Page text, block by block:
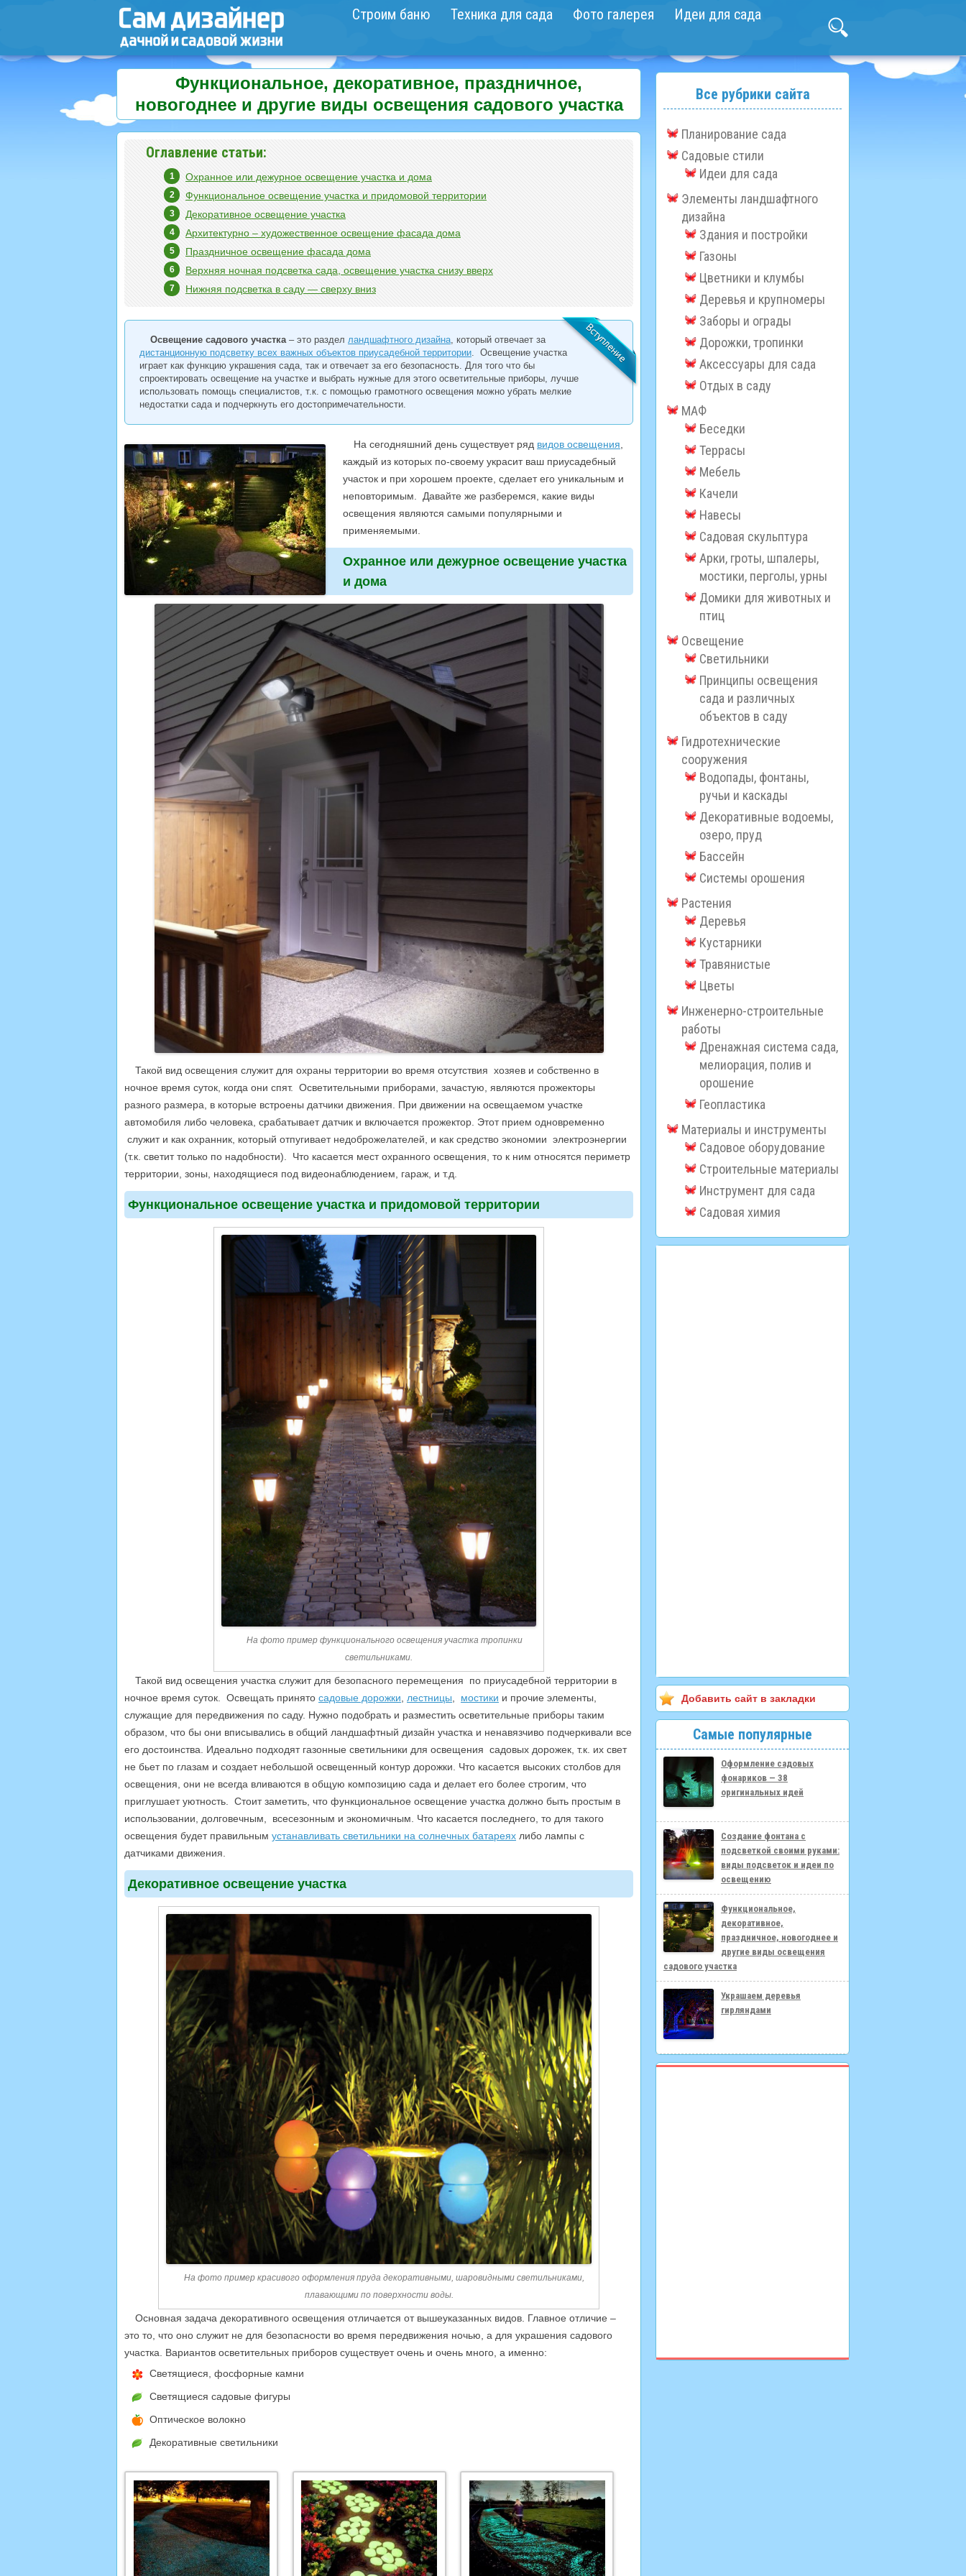
Идеи для сада
Фото галерея
Техника для сада
Строим баню
Функциональное, декоративное, праздничное,
новогоднее и другие виды освещения садового участка
Оглавление статьи:
Охранное или дежурное освещение участка и дома
Функциональное освещение участка и придомовой территории
Декоративное освещение участка
Архитектурно – художественное освещение фасада дома
Праздничное освещение фасада дома
Верхняя ночная подсветка сада, освещение участка снизу вверх
Нижняя подсветка в саду — сверху вниз
Освещение садового участка– это раздел ландшафтного дизайна, который отвечает за
дистанционную подсветку всех важных объектов приусадебной территории. Освещение участка
играет как функцию украшения сада, так и отвечает за его безопасность. Для того что бы
спроектировать освещение на участке и выбрать нужные для этого осветительные приборы, лучше
использовать помощь специалистов, т.к. с помощью грамотного освещения можно убрать мелкие
недостатки сада и подчеркнуть его достопримечательности.
На сегодняшний день существует ряд видов освещения
каждый из которых по-своему украсит ваш приусадебный
участок и при хорошем проекте, сделает его уникальным и
неповторимым. Давайте же разберемся, какие виды
освещения являются самыми популярными и
применяемыми.
Охранное или дежурное освещение участка
и дома
Такой вид освещения служит для охраны территории во время отсутствия хозяев и собственно в
ночное время суток, когда они спят. Осветительными приборами, зачастую, являются прожекторы
разного размера, в которые встроены датчики движения. При движении на освещаемом участке
автомобиля либо человека, срабатывает датчик и включается прожектор. Этот прием одновременно
служит и как охранник, который отпугивает недоброжелателей, и как средство экономии электроэнергии
(т.к. светит только по надобности). Что касается мест охранного освещения, то к ним относятся периметр
территории, зоны, находящиеся под видеонаблюдением, гараж, и т.д.
Функциональное освещение участка и придомовой территории
На фото пример функционального освещения участка тропинки
светильниками.
Такой вид освещения участка служит для безопасного перемещения по приусадебной территории в
ночное время суток. Освещать принято садовые дорожки лестницы мостики и прочие элементы,
служащие для передвижения по саду. Нужно подобрать и разместить осветительные приборы таким
образом, что бы они вписывались в общий ландшафтный дизайн участка и ненавязчиво подчеркивали все
его достоинства. Идеально подходят газонные светильники для освещения садовых дорожек, т.к. их свет
не бьет по глазам и создает небольшой освещенный контур дорожки. Что касается высоких столбов для
освещения, они не всегда вливаются в общую композицию сада и делает его более строгим, что
приглушает уютность. Стоит заметить, что функциональное освещение участка должно быть простым в
использовании, долговечным, всесезонным и экономичным. Что касается последнего, то для такого
освещения будет правильным устанавливать светильники на солнечных батареях либо лампы с
датчиками движения.
Декоративное освещение участка
На фото пример красивого оформления пруда декоративными, шаровидными светильниками,
плавающими по поверхности воды.
Основная задача декоративного освещения отличается от вышеуказанных видов. Главное отличие –
это то, что оно служит не для безопасности во время передвижения ночью, а для украшения садового
участка. Вариантов осветительных приборов существует очень и очень много, а именно:
Светящиеся, фосфорные камни
Светящиеся садовые фигуры
Оптическое волокно
Декоративные светильники
Все рубрики сайта
Планирование сада
Садовые стили
Идеи для сада
Элементы ландшафтного
дизайна
Здания и постройки
Газоны
Цветники и клумбы
Деревья и крупномеры
Заборы и ограды
Дорожки, тропинки
Аксессуары для сада
Отдых в саду
МАФ
Беседки
Террасы
Мебель
Качели
Навесы
Садовая скульптура
Арки, гроты, шпалеры,
мостики, перголы, урны
Домики для животных и
птиц
Освещение
Светильники
Принципы освещения
сада и различных
объектов в саду
Гидротехнические
сооружения
Водопады, фонтаны,
ручьи и каскады
Декоративные водоемы,
озеро, пруд
Бассейн
Системы орошения
Растения
Деревья
Кустарники
Травянистые
Цветы
Инженерно-строительные
работы
Дренажная система сада,
мелиорация, полив и
орошение
Геопластика
Материалы и инструменты
Садовое оборудование
Строительные материалы
Инструмент для сада
Садовая химия
Добавить сайт в закладки
Самые популярные
Оформление садовых
фонариков — 38
оригинальных идей
Создание фонтана с
подсветкой своими руками:
виды подсветок и идеи по
освещению
Функциональное,
декоративное,
праздничное, новогоднее и
другие виды освещения
садового участка
Украшаем деревья
гирляндами